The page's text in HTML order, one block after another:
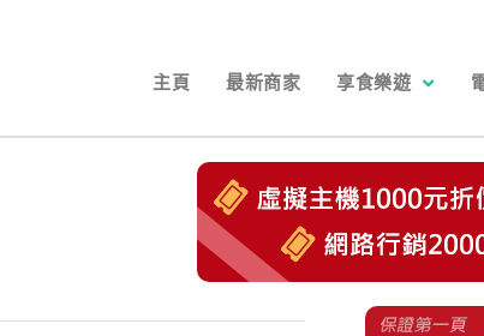
主頁 最新商家 享食樂遊